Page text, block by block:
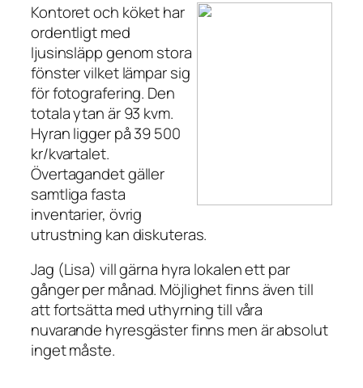
Kontoret och köket har
ordentligt med
ljusinsläpp genom stora
fönster vilket lämpar sig
för fotografering. Den
totala ytan är 93 kvm.
Hyran ligger på 39 500
kr/kvartalet.
Övertagandet gäller
samtliga fasta
inventarier, övrig
utrustning kan diskuteras.
Jag (Lisa) vill gärna hyra lokalen ett par
gånger per månad. Möjlighet finns även till
att fortsätta med uthyrning till våra
nuvarande hyresgäster finns men är absolut
inget måste.